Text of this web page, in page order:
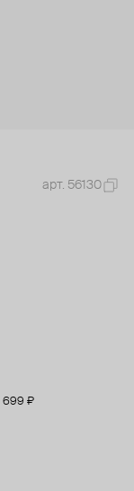
арт. 56130
699 ₽